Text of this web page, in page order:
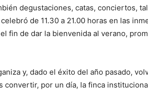
degustaciones, catas, conciertos,
de 11.30 a 21.00 horas en las
fin de dar la bienvenida al verano,
y, dado el éxito del año pasado,
convertir, por un día, la finca